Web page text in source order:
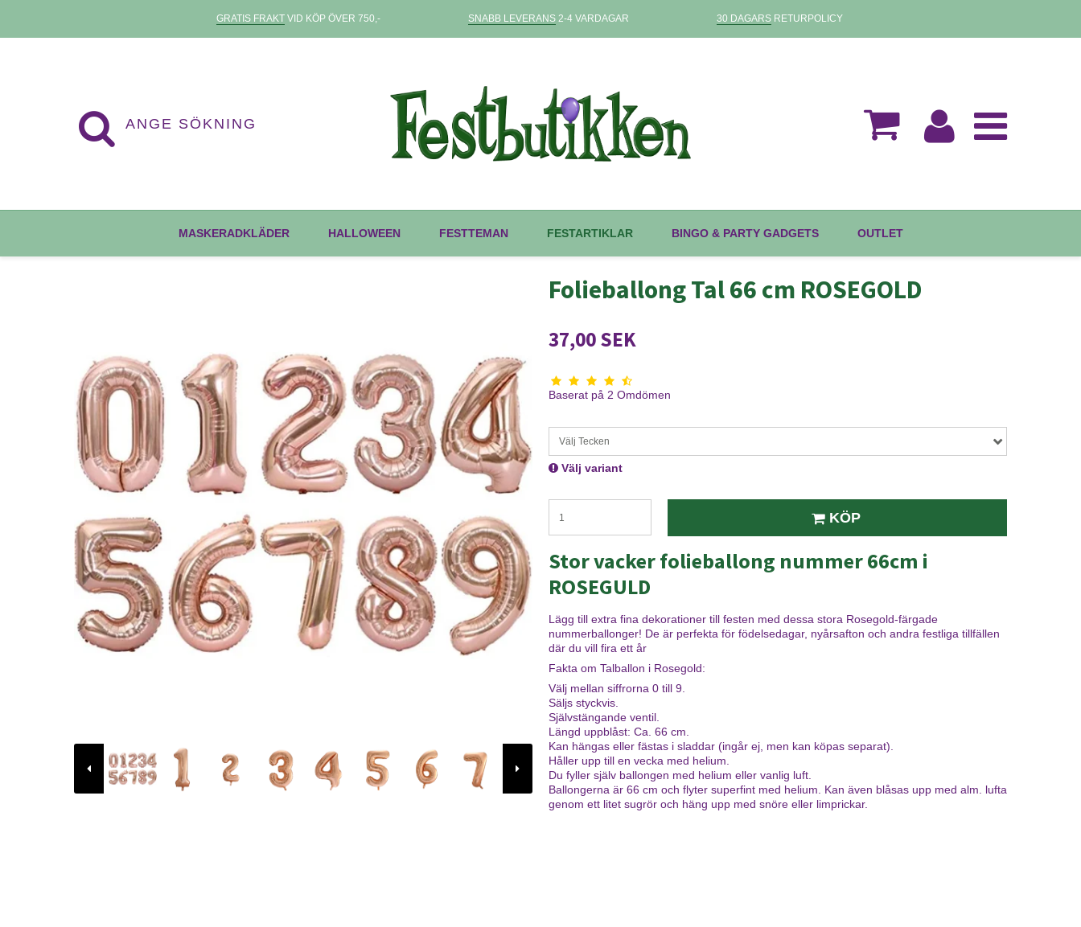
GRATIS FRAKTVID KÖP ÖVER 750,- SNABB LEVERANS2-4 VARDAGAR 30 DAGARSRETURPOLICY
MASKERADKLÄDER HALLOWEEN FESTTEMAN FESTARTIKLAR BINGO & PARTY GADGETS OUTLET
Folieballong Tal 66 cm ROSEGOLD
37,00 SEK
Baserat på 2 Omdömen
Välj Tecken
Välj variant
KÖP
Stor vacker folieballong nummer 66cm i
ROSEGULD
Lägg till extra fina dekorationer till festen med dessa stora Rosegold-färgade
nummerballonger! De är perfekta för födelsedagar, nyårsafton och andra festliga tillfällen
där du vill fira ett år
Fakta om Talballon i Rosegold:
Välj mellan siffrorna 0 till 9.
Säljs styckvis.
Självstängande ventil.
Längd uppblåst: Ca. 66 cm.
Kan hängas eller fästas i sladdar (ingår ej, men kan köpas separat).
Håller upp till en vecka med helium.
Du fyller själv ballongen med helium eller vanlig luft.
Ballongerna är 66 cm och flyter superfint med helium. Kan även blåsas upp med alm. lufta
genom ett litet sugrör och häng upp med snöre eller limprickar.